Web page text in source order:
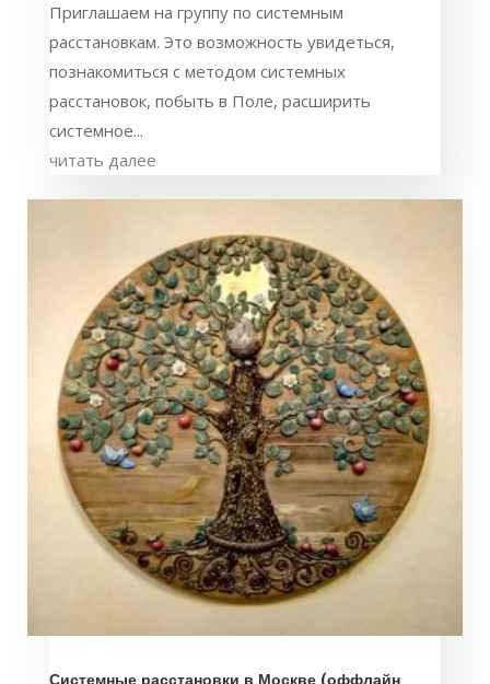
Приглашаем на группу по системным
расстановкам. Это возможность увидеться,
познакомиться с методом системных
расстановок, побыть в Поле, расширить
системное...
читать далее